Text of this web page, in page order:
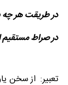
در طریقت هر
در صراط
تعبیر: از سخن